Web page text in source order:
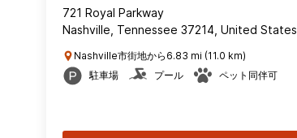
721 Royal Parkway
Nashville, Tennessee 37214, United States
Nashville市街地から6.83 mi (11.0 km)
駐車場
プール ペット同伴可